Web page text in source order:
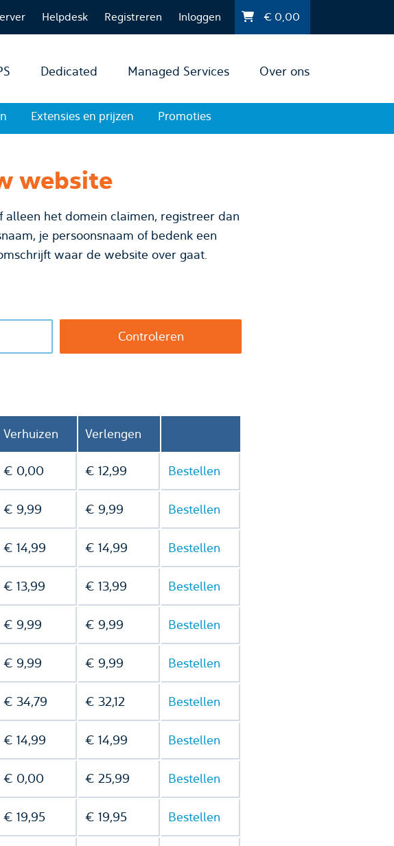
Helpdesk Registreren Inloggen €0,00
Dedicated Managed Services Over ons
Extensies en prijzen Promoties
website
het domein claimen, registreer dan
waar de website over gaat.
Verhuizen Verlengen
€ 0,00 € 12,99 Bestellen
€ 9,99 € 9,99 Bestellen
€ 14,99 € 14,99 Bestellen
€ 13,99 € 13,99 Bestellen
€ 9,99 € 9,99 Bestellen
€ 9,99 € 9,99 Bestellen
€ 34,79 € 32,12 Bestellen
€ 14,99 € 14,99 Bestellen
€ 0,00 € 25,99 Bestellen
€ 19,95 € 19,95 Bestellen